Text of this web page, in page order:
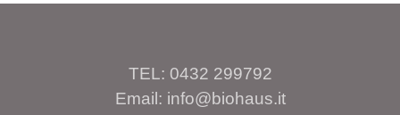
TEL: 0432 299792
Email: info@biohaus.it